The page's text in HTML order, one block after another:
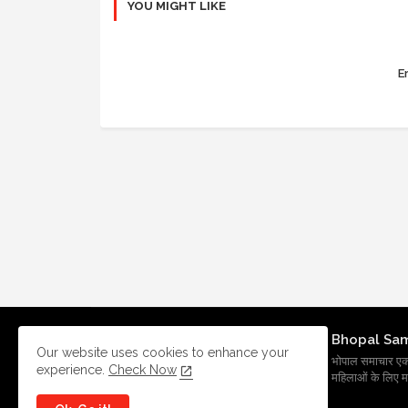
YOU MIGHT LIKE
Bhopal
भोपाल समाचार एक
महिलाओं के लिए
Our website uses cookies to enhance your
experience. Check Now